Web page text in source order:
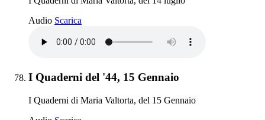
Audio Scarica
Elemento 78:
I Quaderni del '44, 15 Gennaio
I Quaderni di Maria Valtorta, del 15 Gennaio